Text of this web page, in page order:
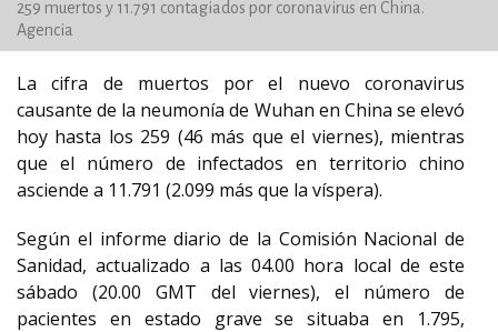
259 muertos y 11.791 contagiados por coronavirus en China.
Agencia
La cifra de muertos por el nuevo coronavirus
causante de la neumonía de Wuhan en China se elevó
hoy hasta los 259 (46 más que el viernes), mientras
que el número de infectados en territorio chino
asciende a 11.791 (2.099 más que la víspera).
Según el informe diario de la Comisión Nacional de
Sanidad, actualizado a las 04.00 hora local de este
sábado (20.00 GMT del viernes), el número de
pacientes en estado grave se situaba en 1.795,